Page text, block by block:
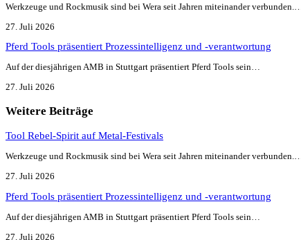
Werkzeuge und Rockmusik sind bei Wera seit Jahren miteinander verbunden.…
27. Juli 2026
Pferd Tools präsentiert Prozessintelligenz und -verantwortung
Auf der diesjährigen AMB in Stuttgart präsentiert Pferd Tools sein…
27. Juli 2026
Weitere Beiträge
Tool Rebel-Spirit auf Metal-Festivals
Werkzeuge und Rockmusik sind bei Wera seit Jahren miteinander
27. Juli 2026
Pferd Tools präsentiert Prozessintelligenz und -verantwortung
Auf der diesjährigen AMB in Stuttgart präsentiert Pferd Tools sein…
27. Juli 2026